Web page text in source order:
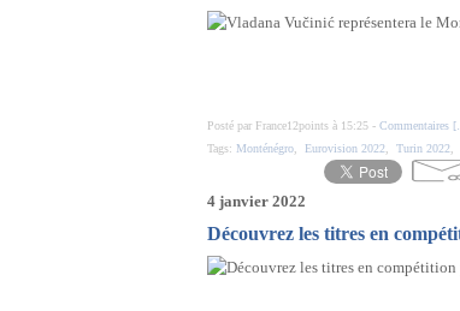
Posté par France12points à 15:25 - Commentaires [
Tags: Monténégro Eurovision 2022 Turin 2022
4 janvier 2022
Découvrez les titres en